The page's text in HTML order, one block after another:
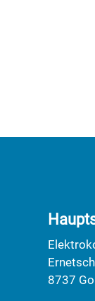
8737